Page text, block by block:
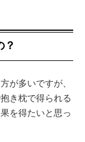
が多いですが、
き枕で得られる
を得たいと思っ